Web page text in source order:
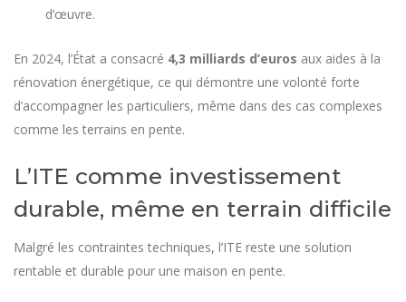
d’œuvre.
En 2024, l’État a consacré 4,3 milliards d’euros aux aides à la
rénovation énergétique, ce qui démontre une volonté forte
d’accompagner les particuliers, même dans des cas complexes
comme les terrains en pente.
L’ITE comme investissement
durable, même en terrain difficile
Malgré les contraintes techniques, l’ITE reste une solution
rentable et durable pour une maison en pente.